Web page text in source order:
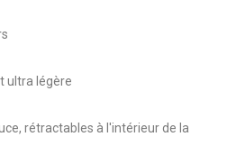
ultra légère
rétractables à l'intérieur de la